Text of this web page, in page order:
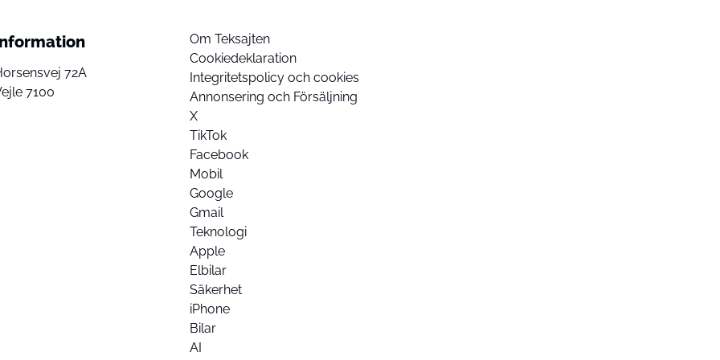
72A
7100
Om Teksajten
Cookiedeklaration
Integritetspolicy och cookies
Annonsering och Försäljning
X
TikTok
Facebook
Mobil
Google
Gmail
Teknologi
Apple
Elbilar
Säkerhet
iPhone
Bilar
AI